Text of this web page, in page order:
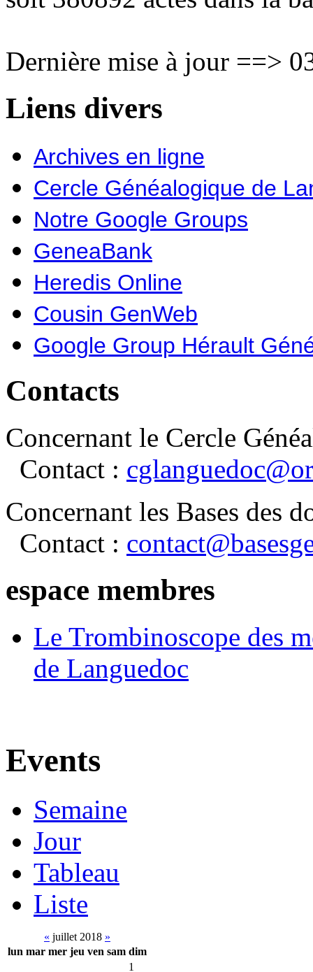
Dernière mise à jour ==>
Liens divers
Archives en ligne
Cercle Généalogique de
Notre Google Groups
GeneaBank
Heredis Online
Cousin GenWeb
Google Group Hérault
Contacts
Concernant le Cercle
Contact :
Concernant les Bases des
Contact :
espace membres
Le Trombinoscope des
de Languedoc
Events
Semaine
Jour
Tableau
Liste
« juillet 2018 »
lun mar mer jeu ven sam dim
1